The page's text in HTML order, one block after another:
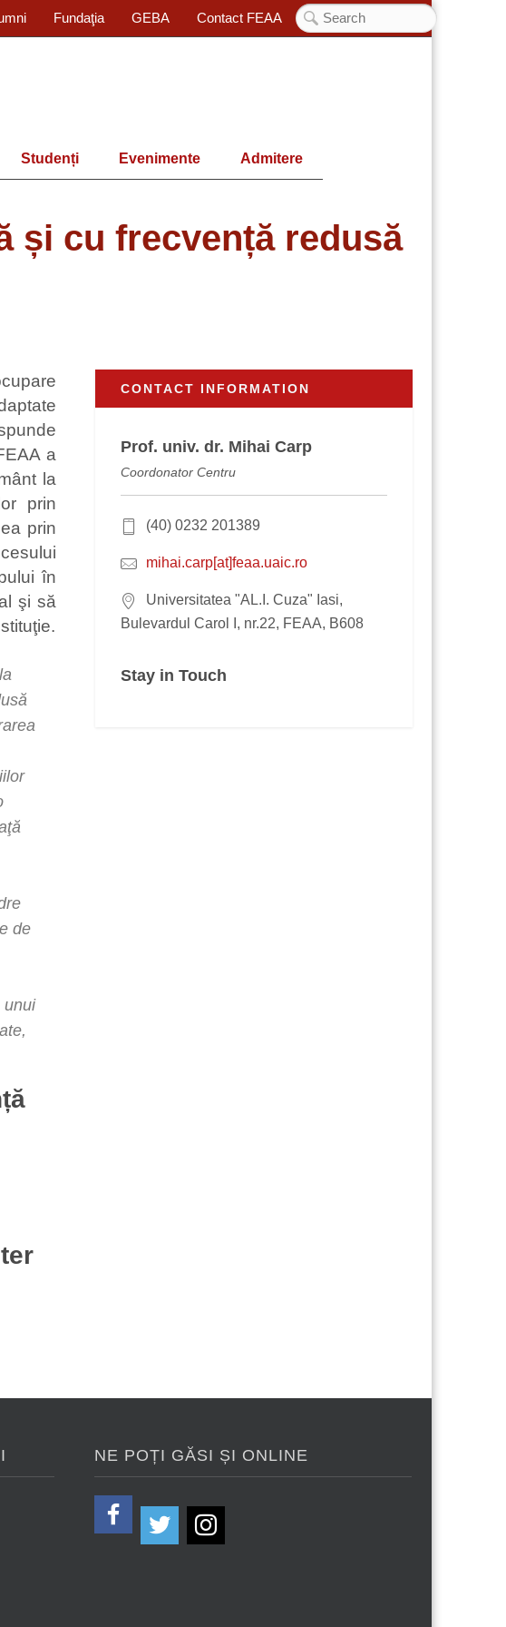
Fundaţia GEBA Contact FEAA
Studenți Evenimente Admitere
și cu frecvență redusă
a
la
prin
prin
în
şi să
de
unui
CONTACT INFORMATION
Prof. univ. dr. Mihai Carp
Coordonator Centru
(40) 0232 201389
mihai.carp[at]feaa.uaic.ro
Universitatea "AL.I. Cuza" Iasi,
Bulevardul Carol I, nr.22, FEAA, B608
Stay in Touch
NE POȚI GĂSI ȘI ONLINE